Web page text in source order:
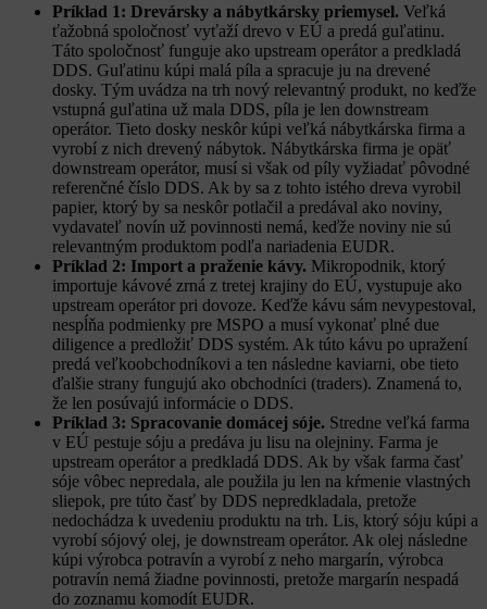
Príklad 1: Drevársky a nábytkársky priemysel. Veľká
ťažobná spoločnosť vyťaží drevo v EÚ a predá guľatinu.
Táto spoločnosť funguje ako upstream operátor a predkladá
DDS. Guľatinu kúpi malá píla a spracuje ju na drevené
dosky. Tým uvádza na trh nový relevantný produkt, no keďže
vstupná guľatina už mala DDS, píla je len downstream
operátor. Tieto dosky neskôr kúpi veľká nábytkárska firma a
vyrobí z nich drevený nábytok. Nábytkárska firma je opäť
downstream operátor, musí si však od píly vyžiadať pôvodné
referenčné číslo DDS. Ak by sa z tohto istého dreva vyrobil
papier, ktorý by sa neskôr potlačil a predával ako noviny,
vydavateľ novín už povinnosti nemá, keďže noviny nie sú
relevantným produktom podľa nariadenia EUDR.
Príklad 2: Import a praženie kávy. Mikropodnik, ktorý
importuje kávové zrná z tretej krajiny do EÚ, vystupuje ako
upstream operátor pri dovoze. Keďže kávu sám nevypestoval,
nespĺňa podmienky pre MSPO a musí vykonať plné due
diligence a predložiť DDS systém. Ak túto kávu po upražení
predá veľkoobchodníkovi a ten následne kaviarni, obe tieto
ďalšie strany fungujú ako obchodníci (traders). Znamená to,
že len posúvajú informácie o DDS.
Príklad 3: Spracovanie domácej sóje. Stredne veľká farma
v EÚ pestuje sóju a predáva ju lisu na olejniny. Farma je
upstream operátor a predkladá DDS. Ak by však farma časť
sóje vôbec nepredala, ale použila ju len na kŕmenie vlastných
sliepok, pre túto časť by DDS nepredkladala, pretože
nedochádza k uvedeniu produktu na trh. Lis, ktorý sóju kúpi a
vyrobí sójový olej, je downstream operátor. Ak olej následne
kúpi výrobca potravín a vyrobí z neho margarín, výrobca
potravín nemá žiadne povinnosti, pretože margarín nespadá
do zoznamu komodít EUDR.